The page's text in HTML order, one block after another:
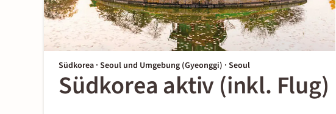
Südkorea · Seoul und Umgebung (Gyeonggi) · Seoul
Südkorea aktiv (inkl. Flug)